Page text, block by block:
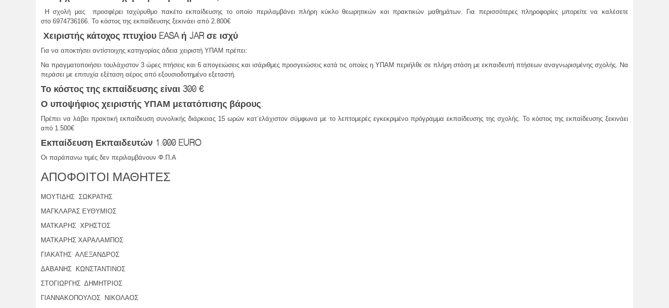
Η σχολή μας προσφέρει ταχύρυθμο πακέτο εκπαίδευσης το οποίο περιλαμβάνει πλήρη κύκλο θεωρητικών και πρακτικών μαθημάτων. Για περισσότερες πληροφορίες μπορείτε να καλέσετε
στο 6974736166. Το κόστος της εκπαίδευσης ξεκινάει από 2.800€
Χειριστής κάτοχος πτυχίου EASA ή JAR σε ισχύ
Για να αποκτήσει αντίστοιχης κατηγορίας άδεια χειριστή ΥΠΑΜ πρέπει:
Nα πραγματοποιήσει τουλάχιστον 3 ώρες πτήσεις και 6 απογειώσεις και ισάριθμες προσγειώσεις κατά τις οποίες η ΥΠΑΜ περιήλθε σε πλήρη στάση με εκπαιδευτή πτήσεων αναγνωρισμένης σχολής. Nα
περάσει με επιτυχία εξέταση αέρος από εξουσιοδοτημένο εξεταστή.
Το κόστος της εκπαίδευσης είναι 300 €
Ο υποψήφιος χειριστής ΥΠΑΜ μετατόπισης βάρους.
Πρέπει να λάβει πρακτική εκπαίδευση συνολικής διάρκειας 15 ωρών κατ΄ελάχιστον σύμφωνα με το λεπτομερές εγκεκριμένο πρόγραμμα εκπαίδευσης της σχολής. Το κόστος της εκπαίδευσης ξεκινάει
από 1.500€
Εκπαίδευση Εκπαιδευτών 1.000 EURO
Οι παράπανω τιμές δεν περιλαμβάνουν Φ.Π.Α
ΑΠΟΦΟΙΤΟΙ ΜΑΘΗΤΕΣ
ΜΟΥΤΙΔΗΣ ΣΩΚΡΑΤΗΣ
ΜΑΓΚΛΑΡΑΣ ΕΥΘΥΜΙΟΣ
ΜΑΤΚΑΡΗΣ ΧΡΗΣΤΟΣ
ΜΑΤΚΑΡΗΣ ΧΑΡΑΛΑΜΠΟΣ
ΓΙΑΚΑΤΗΣ ΑΛΕΞΑΝΔΡΟΣ
ΔΑΒΑΝΗΣ ΚΩΝΣΤΑΝΤΙΝΟΣ
ΣΤΟΓΙΩΡΓΗΣ ΔΗΜΗΤΡΙΟΣ
ΓΙΑΝΝΑΚΟΠΟΥΛΟΣ ΝΙΚΟΛΑΟΣ